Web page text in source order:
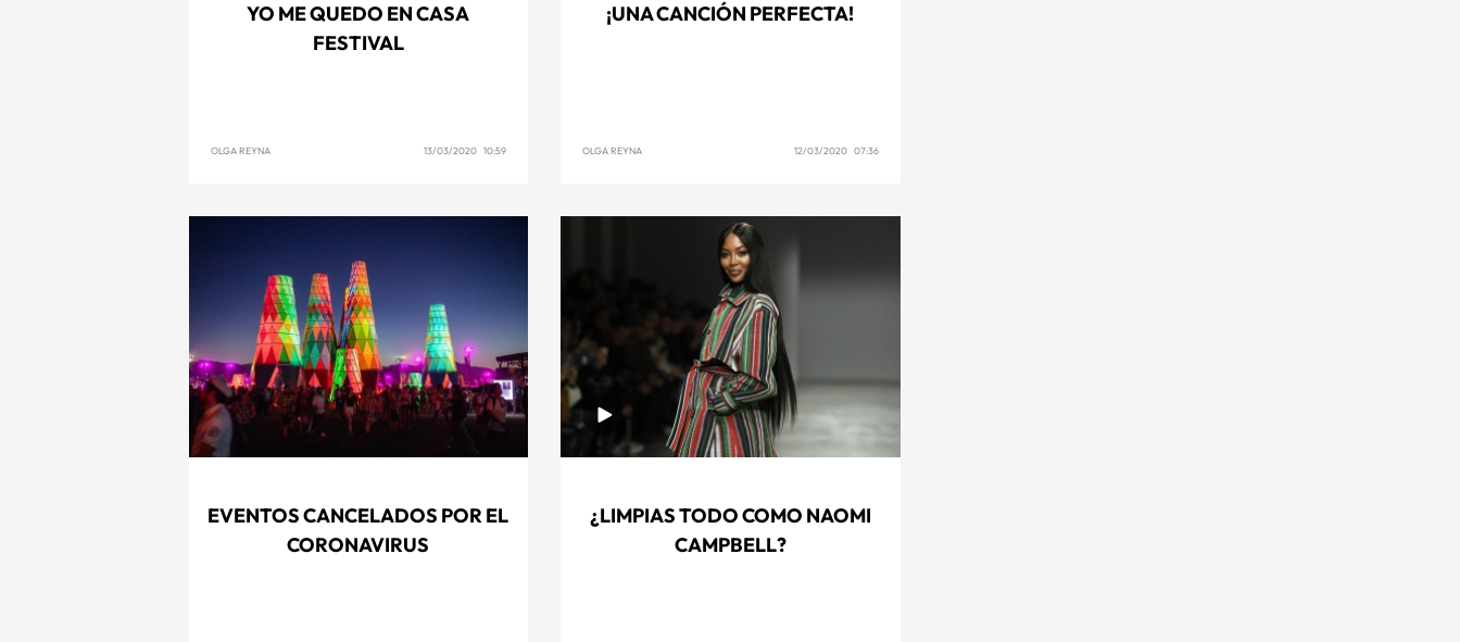
YO ME QUEDO EN CASA
FESTIVAL
OLGA REYNA 13/03/2020 10:59
¡UNA CANCIÓN PERFECTA!
OLGA REYNA 12/03/2020 07:36
EVENTOS CANCELADOS POR EL
CORONAVIRUS
¿LIMPIAS TODO COMO NAOMI
CAMPBELL?